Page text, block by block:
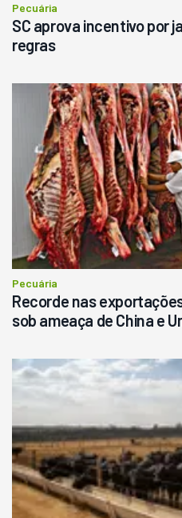
Pecuária
SC aprova incentivo por
regras
Pecuária
Recorde nas
sob ameaça de China e